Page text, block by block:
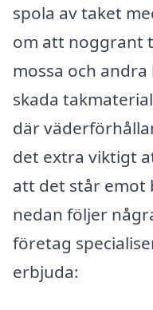
spola av taket
om att noggrant
mossa och
skada
där
det extra viktigt
att det står emot
nedan följer
företag
erbjuda: